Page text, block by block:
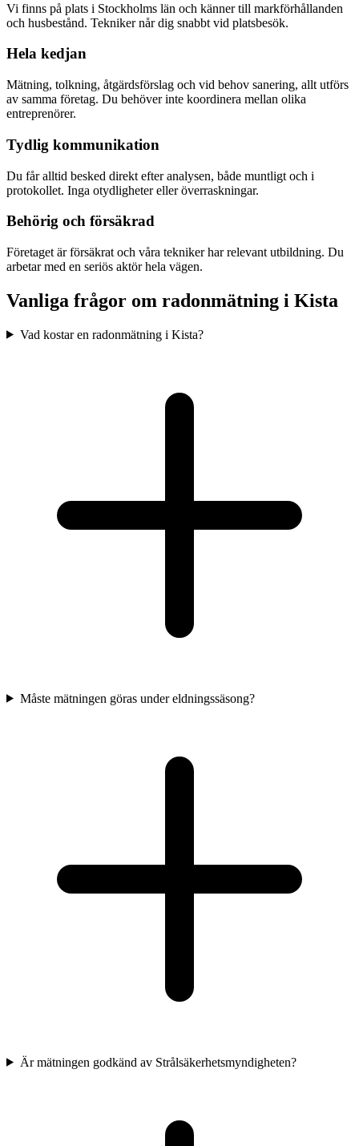
Vi finns på plats i Stockholms län och känner till markförhållanden
och husbestånd. Tekniker når dig snabbt vid platsbesök.
Hela kedjan
Mätning, tolkning, åtgärdsförslag och vid behov sanering, allt utförs
av samma företag. Du behöver inte koordinera mellan olika
entreprenörer.
Tydlig kommunikation
Du får alltid besked direkt efter analysen, både muntligt och i
protokollet. Inga otydligheter eller överraskningar.
Behörig och försäkrad
Företaget är försäkrat och våra tekniker har relevant utbildning. Du
arbetar med en seriös aktör hela vägen.
Vanliga frågor om radonmätning i Kista
Vad kostar en radonmätning i Kista?
Måste mätningen göras under eldningssäsong?
Är mätningen godkänd av Strålsäkerhetsmyndigheten?